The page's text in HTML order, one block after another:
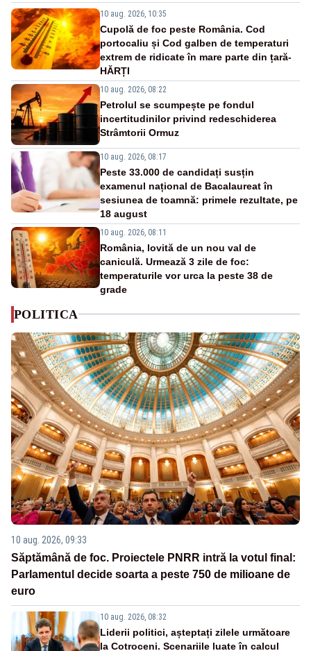
10 aug. 2026, 10:35
Cupolă de foc peste România. Cod
portocaliu și Cod galben de temperaturi
extrem de ridicate în mare parte din țară-
HĂRȚI
10 aug. 2026, 08:22
Petrolul se scumpește pe fondul
incertitudinilor privind redeschiderea
Strâmtorii Ormuz
10 aug. 2026, 08:17
Peste 33.000 de candidați susțin
examenul național de Bacalaureat în
sesiunea de toamnă: primele rezultate, pe
18 august
10 aug. 2026, 08:11
România, lovită de un nou val de
caniculă. Urmează 3 zile de foc:
temperaturile vor urca la peste 38 de
grade
POLITICA
10 aug. 2026, 09:33
Săptămână de foc. Proiectele PNRR intră la votul final:
Parlamentul decide soarta a peste 750 de milioane de
euro
10 aug. 2026, 08:32
Liderii politici, așteptați zilele următoare
la Cotroceni. Scenariile luate în calcul